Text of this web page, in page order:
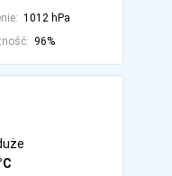
1012 hPa
96%